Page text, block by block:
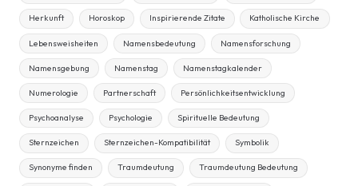
Herkunft Horoskop Inspirierende Zitate Katholische Kirche
Lebensweisheiten Namensbedeutung Namensforschung
Namensgebung Namenstag Namenstagkalender
Numerologie Partnerschaft Persönlichkeitsentwicklung
Psychoanalyse Psychologie Spirituelle Bedeutung
Sternzeichen Sternzeichen-Kompatibilität Symbolik
Synonyme finden Traumdeutung Traumdeutung Bedeutung